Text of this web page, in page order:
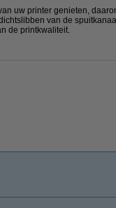
uw printer genieten,
van de
de printkwaliteit.